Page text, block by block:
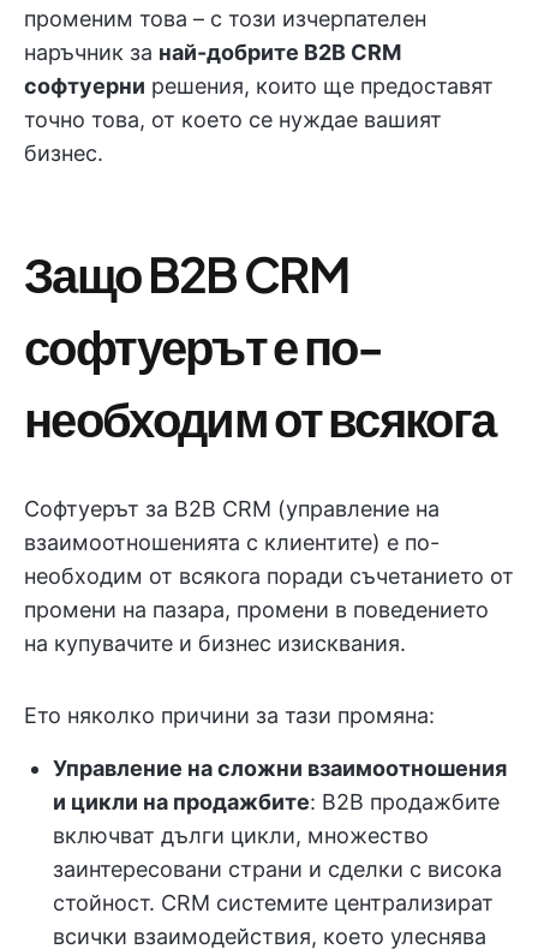
променим това – с този изчерпателен
наръчник за най-добрите B2B CRM
софтуерни решения, които ще предоставят
точно това, от което се нуждае вашият
бизнес.
Защо B2B CRM
софтуерът е по-
необходим от всякога
Софтуерът за B2B CRM (управление на
взаимоотношенията с клиентите) е по-
необходим от всякога поради съчетанието от
промени на пазара, промени в поведението
на купувачите и бизнес изисквания.
Ето няколко причини за тази промяна:
Управление на сложни взаимоотношения
и цикли на продажбите: B2B продажбите
включват дълги цикли, множество
заинтересовани страни и сделки с висока
стойност. CRM системите централизират
всички взаимодействия, което улеснява